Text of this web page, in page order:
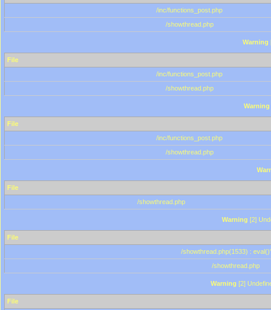
/inc/functions_post.php
/showthread.php
Warning
File
/inc/functions_post.php
/showthread.php
Warning
File
/inc/functions_post.php
/showthread.php
File
/showthread.php
Warning [2]
File
/showthread.php(1533) :
/showthread.php
Warning [2]
File